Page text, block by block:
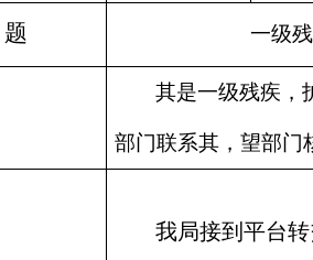
题 一级
其是一级残疾，
部门联系其，望部门
我局接到平台